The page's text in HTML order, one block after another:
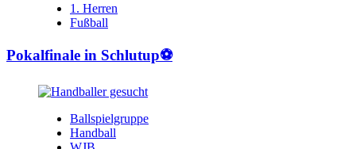
1. Herren
Fußball
Pokalfinale in Schlutup⚽️
Ballspielgruppe
Handball